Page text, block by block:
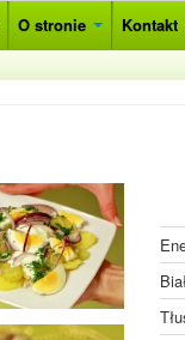
O stronie Kontakt